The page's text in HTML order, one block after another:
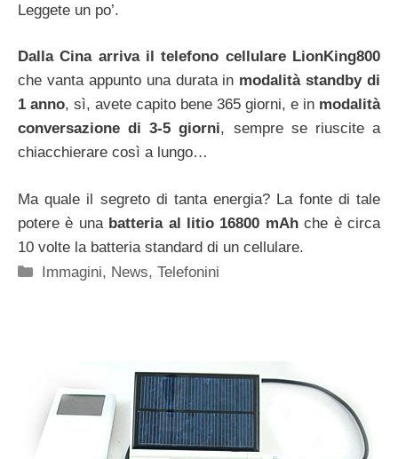
Leggete un po’.
Dalla Cina arriva il telefono cellulare LionKing800
che vanta appunto una durata in modalità standby di
1 anno, sì, avete capito bene 365 giorni, e in modalità
conversazione di 3-5 giorni, sempre se riuscite a
chiacchierare così a lungo…
Ma quale il segreto di tanta energia? La fonte di tale
potere è una batteria al litio 16800 mAhche è circa
10 volte la batteria standard di un cellulare.
Categorie
Immagini, News,Telefonini